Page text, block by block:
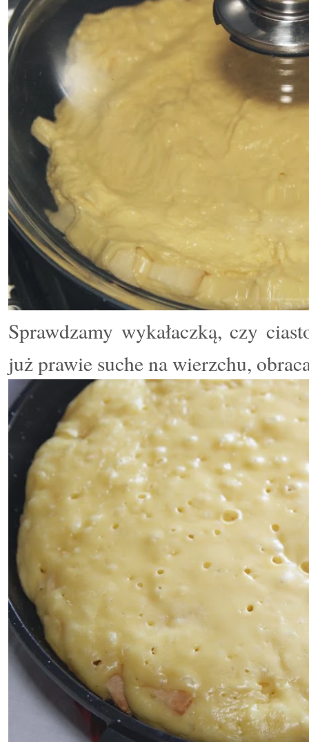
Sprawdzamy wykałaczką, czy
już prawie suche na wierzchu,